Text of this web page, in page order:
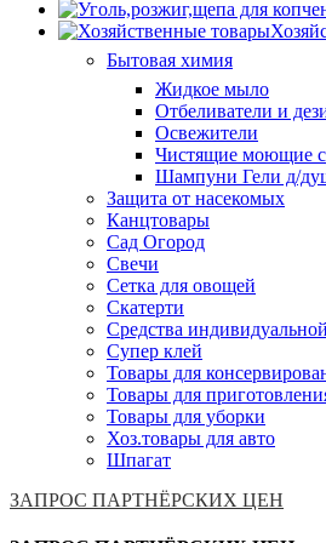
Бытовая химия
Жидкое мыло
Отбеливатели и
Освежители
Чистящие моющие
Шампуни Гели д/
Защита от насекомых
Канцтовары
Сад Огород
Свечи
Сетка для овощей
Скатерти
Средства
Супер клей
Товары для
Товары для
Товары для уборки
Хоз.товары для авто
Шпагат
ЗАПРОС ПАРТНЁРСКИХ ЦЕН